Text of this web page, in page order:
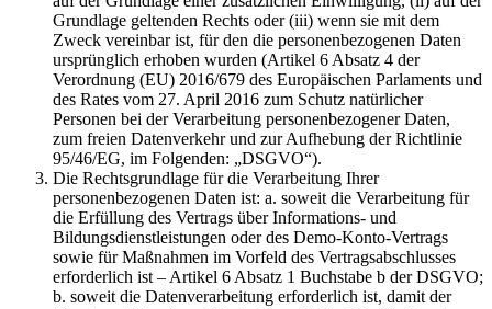
Grundlage geltenden Rechts oder (iii) wenn sie mit dem
Zweck vereinbar ist, für den die personenbezogenen Daten
ursprünglich erhoben wurden (Artikel 6 Absatz 4 der
Verordnung (EU) 2016/679 des Europäischen Parlaments und
des Rates vom 27. April 2016 zum Schutz natürlicher
Personen bei der Verarbeitung personenbezogener Daten,
zum freien Datenverkehr und zur Aufhebung der Richtlinie
95/46/EG, im Folgenden: „DSGVO“).
Die Rechtsgrundlage für die Verarbeitung Ihrer
personenbezogenen Daten ist: a. soweit die Verarbeitung für
die Erfüllung des Vertrags über Informations- und
Bildungsdienstleistungen oder des Demo-Konto-Vertrags
sowie für Maßnahmen im Vorfeld des Vertragsabschlusses
erforderlich ist – Artikel 6 Absatz 1 Buchstabe b der DSGVO;
b. soweit die Datenverarbeitung erforderlich ist, damit der